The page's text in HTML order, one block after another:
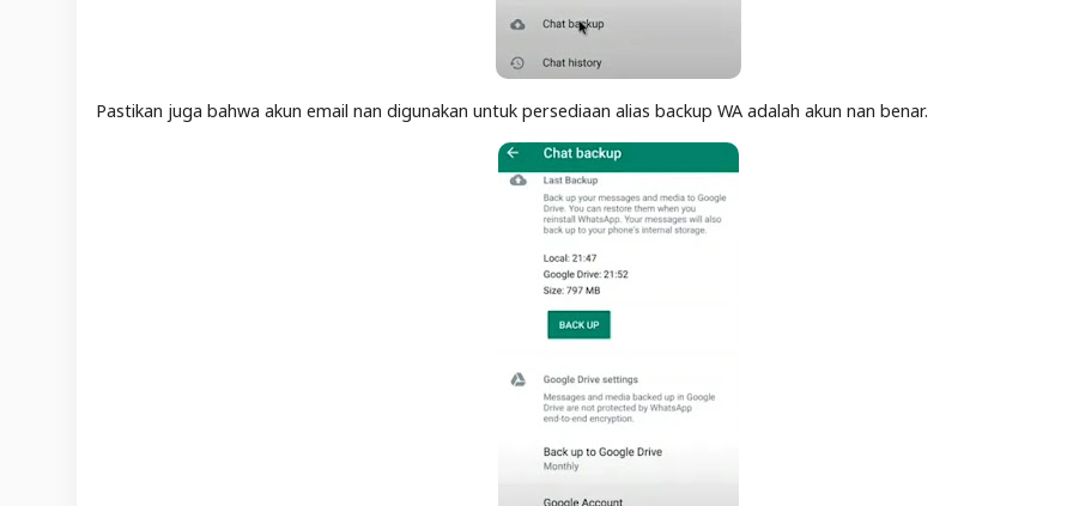
Pastikan juga bahwa akun email nan digunakan untuk persediaan alias backup WA adalah akun nan benar.